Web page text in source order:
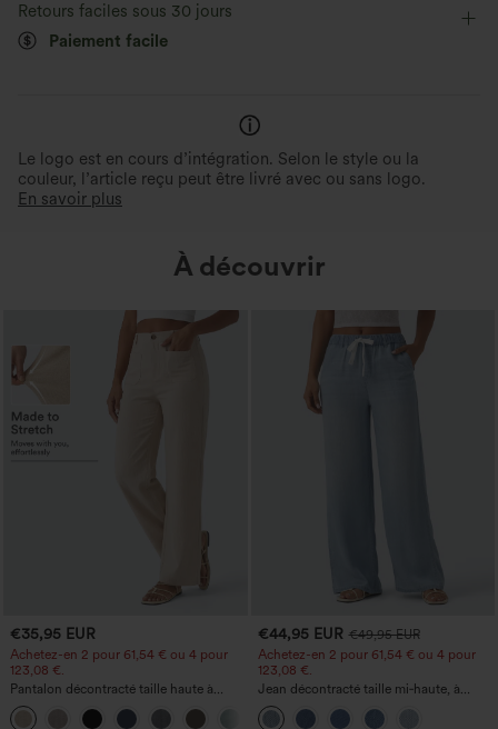
Retours faciles sous 30 jours
Paiement facile
Le logo est en cours d’intégration. Selon le style ou la
couleur, l’article reçu peut être livré avec ou sans logo.
En savoir plus
À découvrir
€35,95 EUR
Achetez-en 2 pour 61,54 € ou 4 pour
123,08 €.
Pantalon décontracté taille haute à
jambe droite, effet lin, avec poches
+5
€44,95 EUR €49,95 EUR
Achetez-en 2 pour 61,54 € ou 4 pour
123,08 €.
Jean décontracté taille mi‑haute, à
cordon de serrage, avec poches